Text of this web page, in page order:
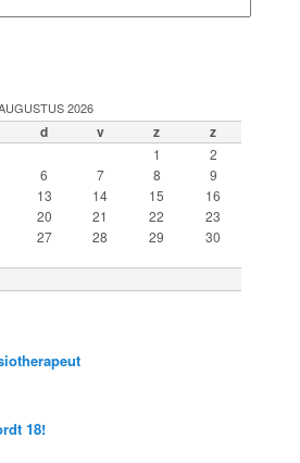
2026
d v z z
1
2
6 7 8
9
13 14 15
16
20 21 22
23
27 28 29
30
18!